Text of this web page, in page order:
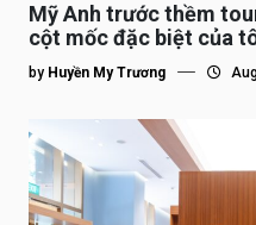
Mỹ Anh trước thềm
cột mốc đặc biệt của
tế”
by Huyền My Trương